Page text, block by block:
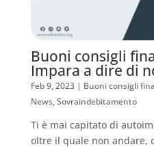
Buoni consigli
Impara a dire di
Feb 9, 2023| Buoni consigli
News,Sovraindebitamento
Ti è mai capitato di
oltre il quale non andare,